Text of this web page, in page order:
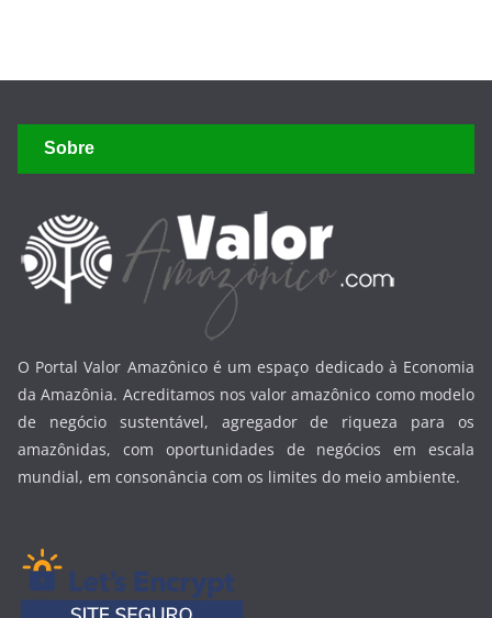
Sobre
O Portal Valor Amazônico é um espaço dedicado à Economia
da Amazônia. Acreditamos nos valor amazônico como modelo
de negócio sustentável, agregador de riqueza para os
amazônidas, com oportunidades de negócios em escala
mundial, em consonância com os limites do meio ambiente.